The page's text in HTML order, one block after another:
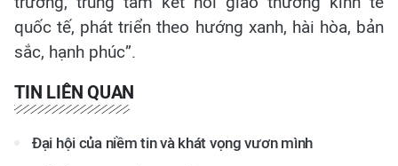
quốc tế, phát triển theo hướng xanh, hài hòa, bản
sắc, hạnh phúc”.
TIN LIÊN QUAN
Đại hội của niềm tin và khát vọng vươn mình